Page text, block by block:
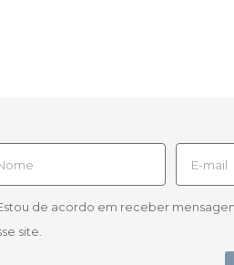
de acordo em receber
site.